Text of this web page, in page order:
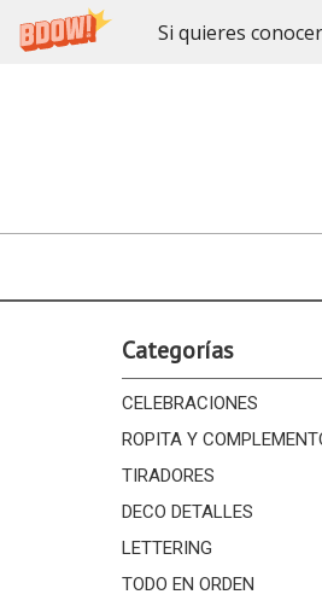
Si quieres
Categorías
CELEBRACIONES
ROPITA Y
TIRADORES
DECO DETALLES
LETTERING
TODO EN ORDEN